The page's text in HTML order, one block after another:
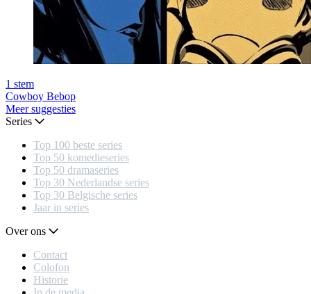
1 stem
Cowboy Bebop
Meer suggesties
Series
Top 100 beste series
Top 50 komedieseries
Top 50 dramaseries
Top 30 Nederlandse series
Top 30 Belgische series
Jaar in series
Over ons
Contact
Colofon
Historie